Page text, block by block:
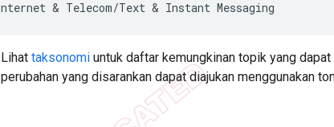
Lihat taksonomi untuk daftar kemungkinan topik yang
perubahan yang disarankan dapat diajukan menggunakan